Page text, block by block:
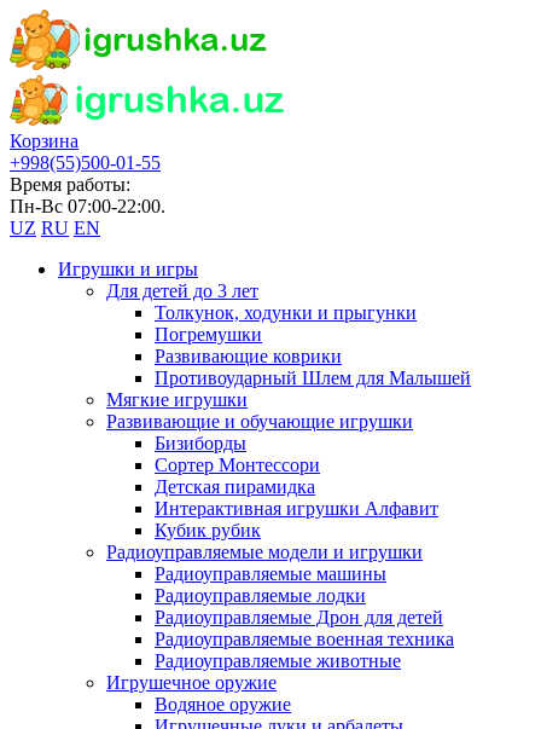
Корзина
+998(55)500-01-55
Время работы:
Пн-Вс 07:00-22:00.
UZ RU EN
Игрушки и игры
Для детей до 3 лет
Толкунок, ходунки и прыгунки
Погремушки
Развивающие коврики
Противоударный Шлем для Малышей
Мягкие игрушки
Развивающие и обучающие игрушки
Бизиборды
Сортер Монтессори
Детская пирамидка
Интерактивная игрушки Алфавит
Кубик рубик
Радиоуправляемые модели и игрушки
Радиоуправляемые машины
Радиоуправляемые лодки
Радиоуправляемые Дрон для детей
Радиоуправляемые военная техника
Радиоуправляемые животные
Игрушечное оружие
Водяное оружие